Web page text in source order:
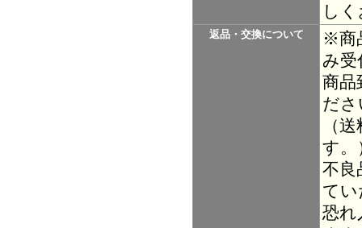
し
返品・交換について
※商
み受
商品
だ
（
す。
不良
て
恐れ